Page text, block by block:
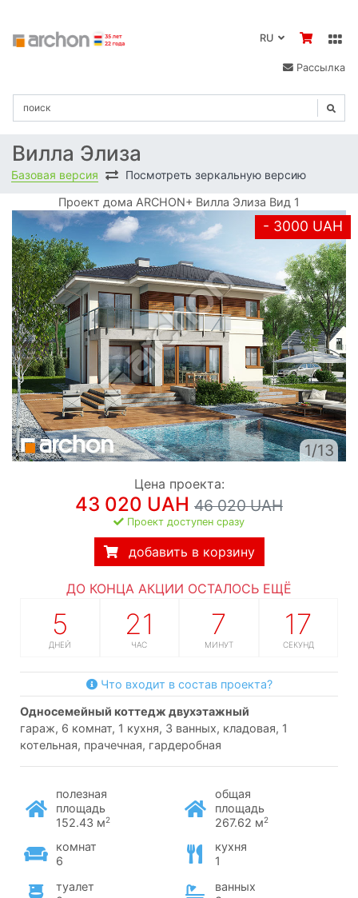
Рассылка
Вилла Элиза
Базовая версия Посмотреть зеркальную версию
Проект дома ARCHON+ Вилла Элиза Вид 1
- 3000 UAH
1/13
Цена проекта:
43 020 UAH 46 020 UAH
Проект доступен сразу
добавить в корзину
ДО КОНЦА АКЦИИ ОСТАЛОСЬ ЕЩЁ
5
ДНЕЙ
21
ЧАС
7
МИНУТ
16
СЕКУНД
Что входит в состав проекта?
односемейный коттедж двухэтажный
гараж, 6 комнат, 1 кухня, 3 ванных, кладовая, 1
котельная, прачечная, гардеробная
полезная
площадь
152.43 м2
общая
площадь
267.62 м2
комнат
6
кухня
1
туалет
ванных